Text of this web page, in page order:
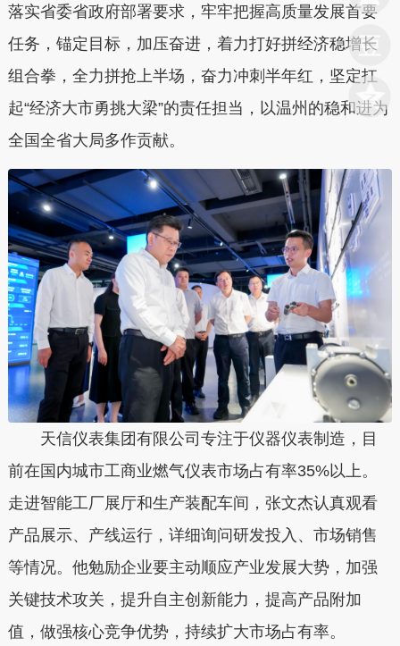
落实省委省政府部署要求，牢牢把握高质量发展首要
任务，锚定目标，加压奋进，着力打好拼经济稳增长
组合拳，全力拼抢上半场，奋力冲刺半年红，坚定扛
起“经济大市勇挑大梁”的责任担当，以温州的稳和进为
全国全省大局多作贡献。
天信仪表集团有限公司专注于仪器仪表制造，目
前在国内城市工商业燃气仪表市场占有率35%以上。
走进智能工厂展厅和生产装配车间，张文杰认真观看
产品展示、产线运行，详细询问研发投入、市场销售
等情况。他勉励企业要主动顺应产业发展大势，加强
关键技术攻关，提升自主创新能力，提高产品附加
值，做强核心竞争优势，持续扩大市场占有率。